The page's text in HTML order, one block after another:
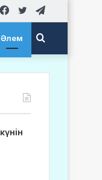
Twitter
Facebook
Әлем Search
for